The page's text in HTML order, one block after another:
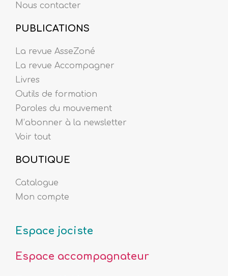
Nous contacter
PUBLICATIONS
La revue AsseZoné
La revue Accompagner
Livres
Outils de formation
Paroles du mouvement
M’abonner à la newsletter
Voir tout
BOUTIQUE
Catalogue
Mon compte
Espace jociste
Espace accompagnateur